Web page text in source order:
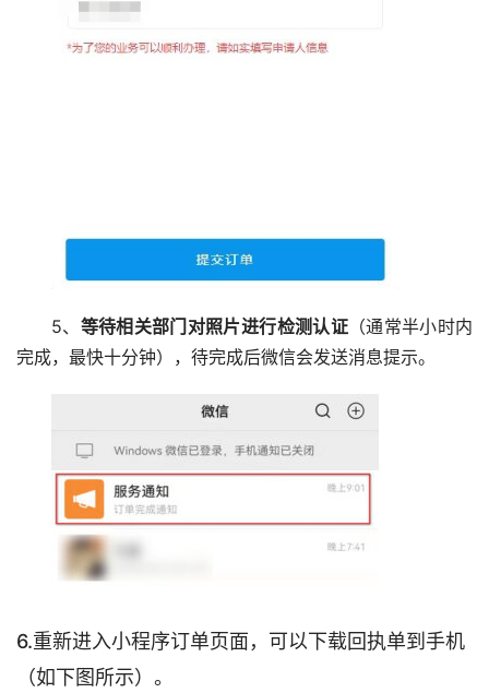
5、 等待相关部门对照片进行检测认证（通常半小时内
完成，最快十分钟），待完成后微信会发送消息提示。
6.重新进入小程序订单页面，可以下载回执单到手机
（如下图所示）。